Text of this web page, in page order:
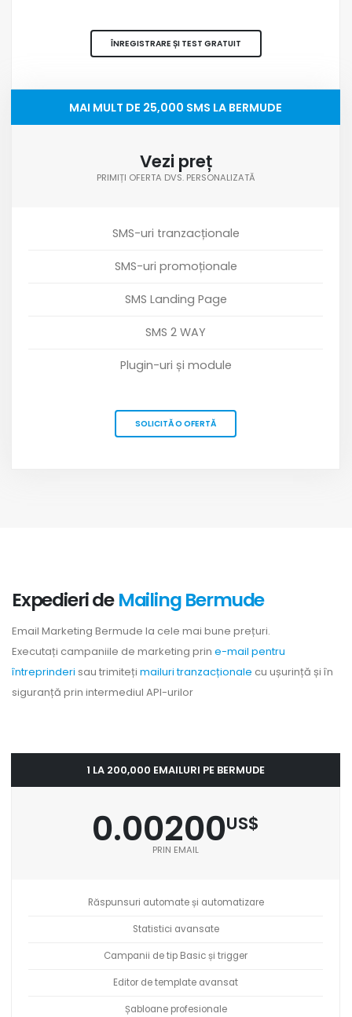
ÎNREGISTRARE ȘI TEST GRATUIT
MAI MULT DE 25,000 SMS LA BERMUDE
Vezi preț
PRIMIȚI OFERTA DVS. PERSONALIZATĂ
SMS-uri tranzacționale
SMS-uri promoționale
SMS Landing Page
SMS 2 WAY
Plugin-uri și module
SOLICITĂ O OFERTĂ
Expedieri deMailing Bermude
Email Marketing Bermude la cele mai bune prețuri.
Executați campaniile de marketing prin e-mail pentru
întreprinderi sau trimiteți mailuri tranzacționale cu ușurință și în
siguranță prin intermediul API-urilor
1 LA 200,000 EMAILURI PE BERMUDE
0.00200US$
PRIN EMAIL
Răspunsuri automate și automatizare
Statistici avansate
Campanii de tip Basic și trigger
Editor de template avansat
Șabloane profesionale